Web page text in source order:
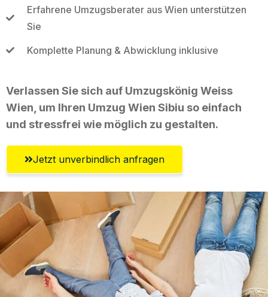
Erfahrene Umzugsberater aus Wien unterstützen
Sie
Komplette Planung & Abwicklung inklusive
Verlassen Sie sich auf Umzugskönig Weiss
Wien, um Ihren Umzug Wien Sibiu so einfach
und stressfrei wie möglich zu gestalten.
Jetzt unverbindlich anfragen